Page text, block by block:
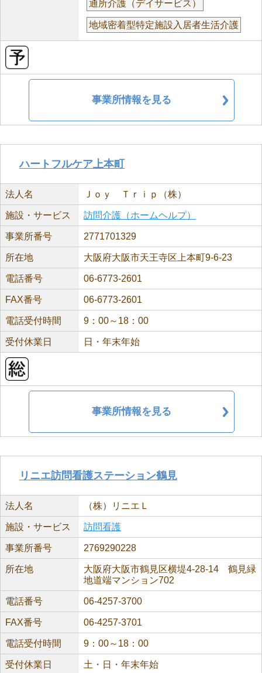
通所介護（デイサービス）
地域密着型特定施設入居者生活介護
事業所情報を見る
ハートフルケア上本町
法人名 Ｊｏｙ Ｔｒｉｐ（株）
施設・サービス 訪問介護（ホームヘルプ）
事業所番号 2771701329
所在地 大阪府大阪市天王寺区上本町9-6-23
電話番号 06-6773-2601
FAX番号 06-6773-2601
電話受付時間 9：00～18：00
受付休業日 日・年末年始
事業所情報を見る
リニエ訪問看護ステーション鶴見
法人名 （株）リニエＬ
施設・サービス 訪問看護
事業所番号 2769290228
所在地
大阪府大阪市鶴見区横堤4-28-14 鶴見緑
地道端マンション702
電話番号 06-4257-3700
FAX番号 06-4257-3701
電話受付時間 9：00～18：00
受付休業日 土・日・年末年始